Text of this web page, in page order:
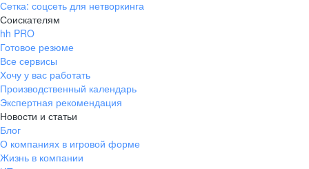
Сетка: соцсеть для нетворкинга
Соискателям
hh PRO
Готовое резюме
Все сервисы
Хочу у вас работать
Производственный календарь
Экспертная рекомендация
Новости и статьи
Блог
О компаниях в игровой форме
Жизнь в компании